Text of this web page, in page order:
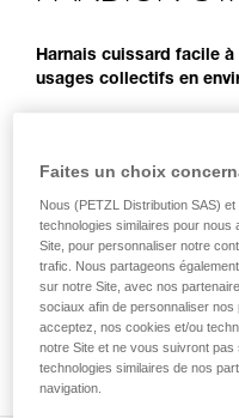
Harnais cuissard facile
usages collectifs en
extrêmement robuste. Il
pour faciliter la mise en
permettre un contrôle
renforcé, ses sangles
DOUBLEBACK en acier
durabilité pour les usages
humides. Ses deux porte-
équipements. Des zones
simplifient la gestion du
Faites un choix
Nous (PETZL Distribution SAS)
technologies similaires pour nous
Site, pour personnaliser notre
trafic. Nous partageons
sur notre Site, avec nos
sociaux afin de personnaliser
acceptez, nos cookies et/ou
notre Site et ne vous suivront
technologies similaires de nos
navigation.